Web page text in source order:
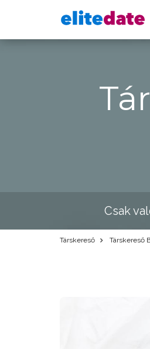
Csak
Társkereső Társkereső